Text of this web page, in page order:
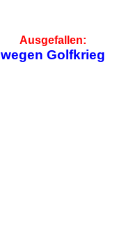
Ausgefallen:
wegen Golfkrieg